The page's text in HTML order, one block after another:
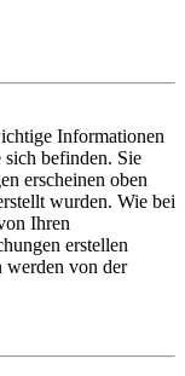
Informationen
sich befinden. Sie
erscheinen oben
wurden. Wie bei
Ihren
erstellen
werden von der